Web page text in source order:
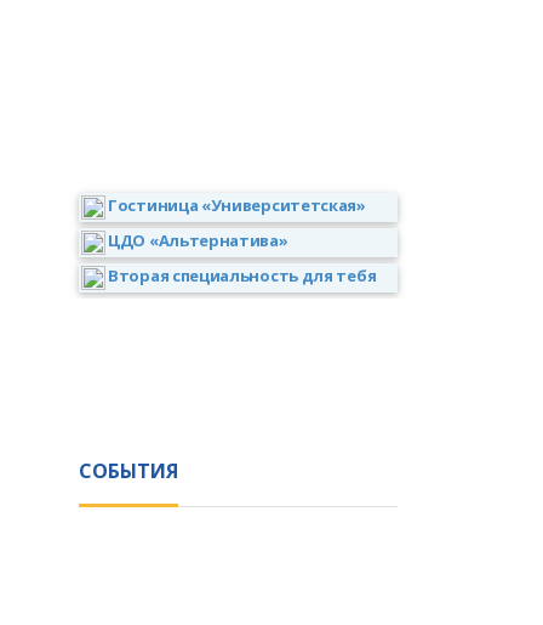
Гостиница «Университетская»
ЦДО «Альтернатива»
Вторая специальность для тебя
СОБЫТИЯ